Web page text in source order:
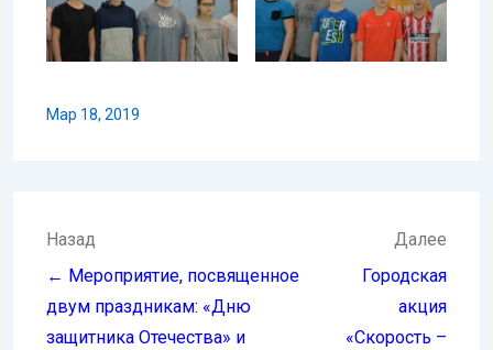
Мар 18, 2019
Навигация
по
записям
Назад
← Мероприятие, посвященное
двум праздникам: «Дню
защитника Отечества» и
Далее
Городская
акция
«Скорость –